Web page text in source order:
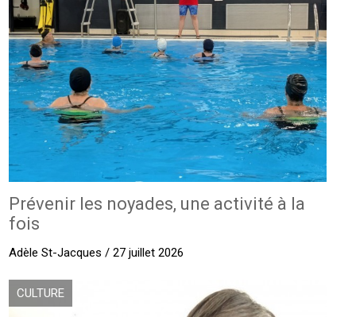
Prévenir les noyades, une activité à la
fois
Adèle St-Jacques / 27 juillet 2026
CULTURE